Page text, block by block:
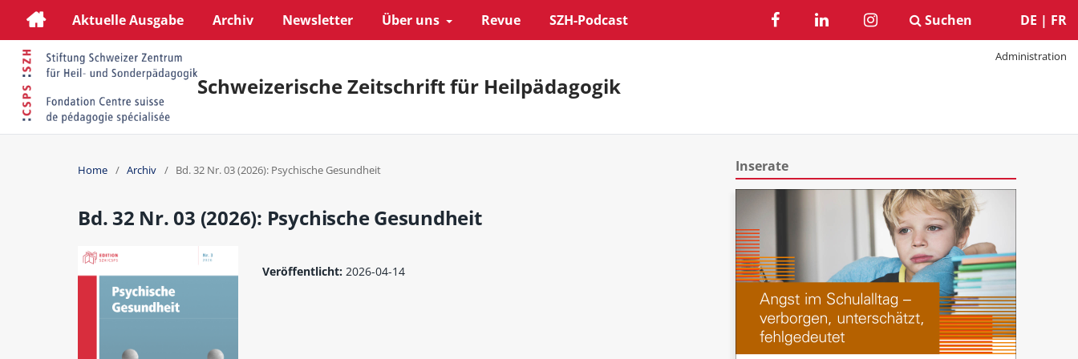
Aktuelle Ausgabe Archiv Newsletter Über uns Revue SZH-Podcast
Administration
DE | FR
Suchen
Schweizerische Zeitschrift für Heilpädagogik
Home / Archiv / Bd. 32 Nr. 03 (2026): Psychische Gesundheit
Bd. 32 Nr. 03 (2026): Psychische Gesundheit
Veröffentlicht: 2026-04-14
Inserate